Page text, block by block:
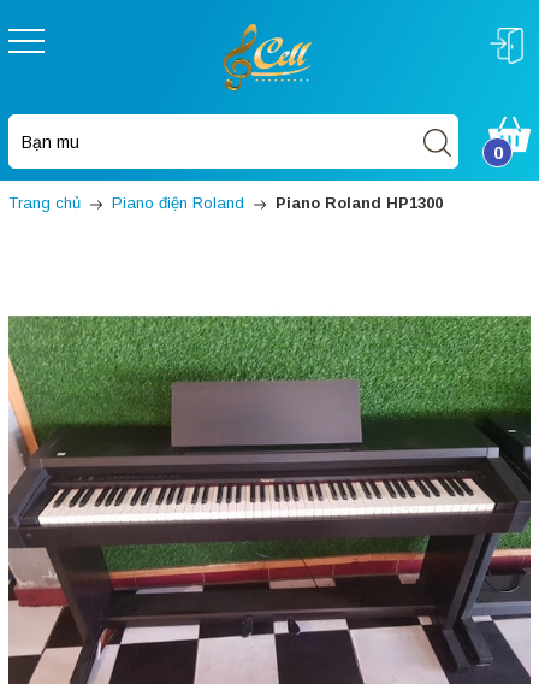
0
Trang chủ Piano điện Roland Piano Roland HP1300